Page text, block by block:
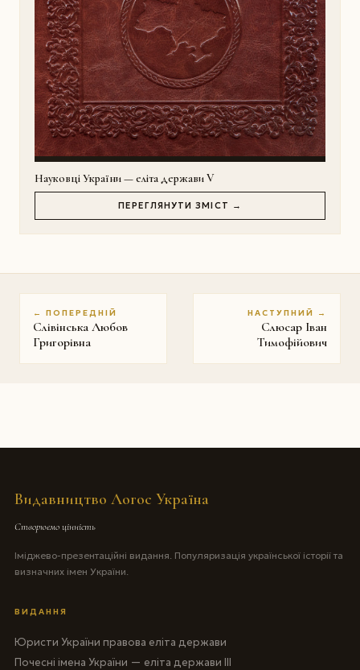
Науковці України — еліта держави V
ПЕРЕГЛЯНУТИ ЗМІСТ →
← ПОПЕРЕДНІЙ
Слівінська Любов
Григорівна
НАСТУПНИЙ →
Слюсар Іван
Тимофійович
Видавництво Логос Україна
Створюємо цінність
Іміджево-презентаційні видання. Популяризація української історії та
визначних імен України.
ВИДАННЯ
Юристи України правова еліта держави
Почесні імена України — еліта держави III